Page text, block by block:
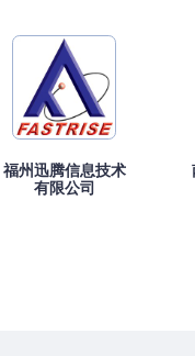
福州迅腾信息技术
有限公司